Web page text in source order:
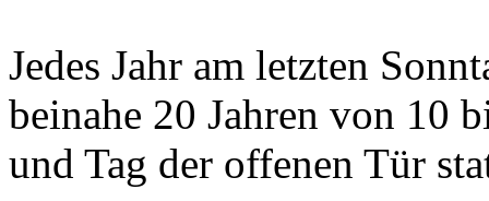
Jedes Jahr am letzten
beinahe 20 Jahren von 10
und Tag der offenen Tür